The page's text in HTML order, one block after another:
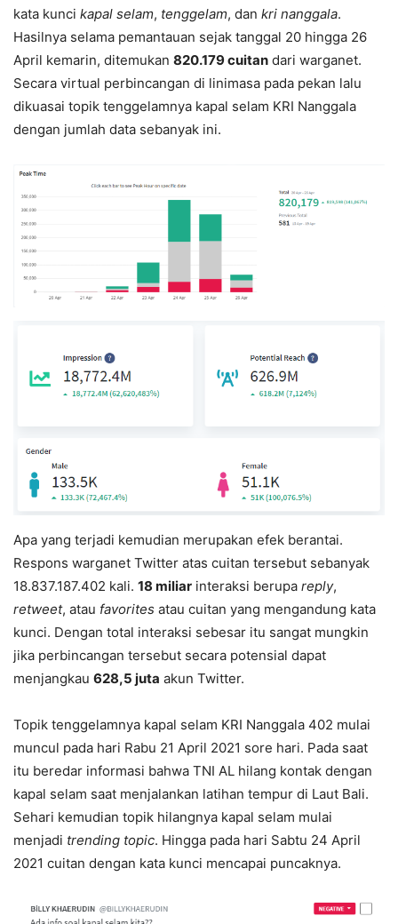
kata kunci kapal selam, tenggelam, dan kri nanggala.
Hasilnya selama pemantauan sejak tanggal 20 hingga 26
April kemarin, ditemukan 820.179 cuitan dari warganet.
Secara virtual perbincangan di linimasa pada pekan lalu
dikuasai topik tenggelamnya kapal selam KRI Nanggala
dengan jumlah data sebanyak ini.
Apa yang terjadi kemudian merupakan efek berantai.
Respons warganet Twitter atas cuitan tersebut sebanyak
18.837.187.402 kali. 18 miliar interaksi berupa reply,
retweet, atau favorites atau cuitan yang mengandung kata
kunci. Dengan total interaksi sebesar itu sangat mungkin
jika perbincangan tersebut secara potensial dapat
menjangkau 628,5 juta akun Twitter.
Topik tenggelamnya kapal selam KRI Nanggala 402 mulai
muncul pada hari Rabu 21 April 2021 sore hari. Pada saat
itu beredar informasi bahwa TNI AL hilang kontak dengan
kapal selam saat menjalankan latihan tempur di Laut Bali.
Sehari kemudian topik hilangnya kapal selam mulai
menjadi trending topic. Hingga pada hari Sabtu 24 April
2021 cuitan dengan kata kunci mencapai puncaknya.